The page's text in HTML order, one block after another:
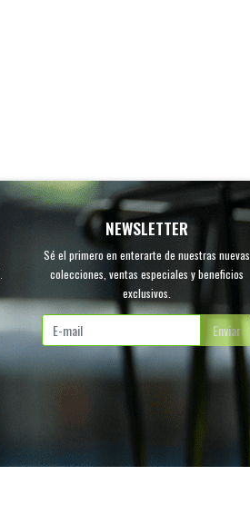
NEWSLETTER
Sé el primero en enterarte de nuestras nuevas
colecciones, ventas especiales y beneficios
exclusivos.
Enviar